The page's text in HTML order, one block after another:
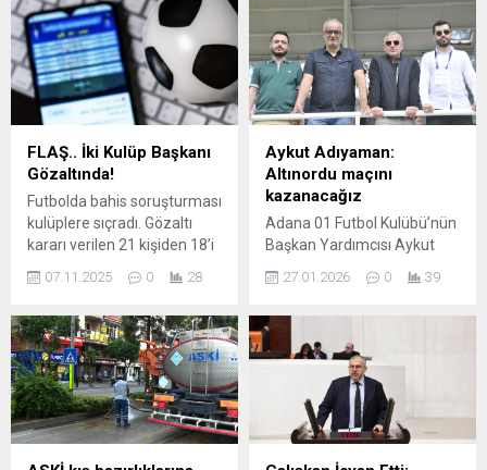
FLAŞ.. İki Kulüp Başkanı
Gözaltında!
Futbolda bahis soruşturması
kulüplere sıçradı. Gözaltı
kararı verilen 21 kişiden 18’i
17’si hakem. Eyüpspor
Kasımpaşa Başkanı Fatih
Saraç da gözaltına alındı.
07.11.2025 0 28
Aykut Adıyaman:
Altınordu maçını
kazanacağız
Adana 01 Futbol Kulübü’nün
Başkan Yardımcısı Aykut
saat 15.00’de deplasmanda
maçını kazanmayı
amaçladıklarını söyledi.
Yönetim olarak her daim
teknik kadro ile
oyuncularının yanlarında
olduklarına dikkat çeken
Sarı-Siyahlı ekibin Başkan
27.01.2026 0 39